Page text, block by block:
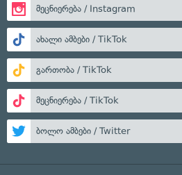
მეცნიერება / Instagram
ახალი ამბები / TikTok
გართობა / TikTok
მეცნიერება / TikTok
ბოლო ამბები / Twitter